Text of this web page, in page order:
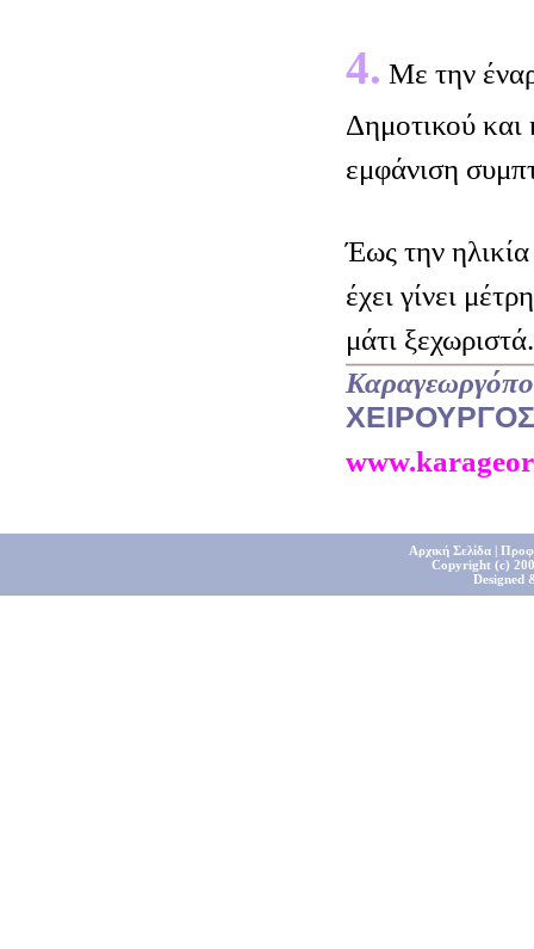
4. Με την
Δημοτικού και
εμφάνιση
Έως την
έχει γίνει
μάτι ξεχωριστά.
Αρχική Σελίδα|
Copyright (c)
Designed